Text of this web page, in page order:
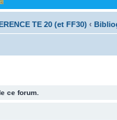
TE 20 (et FF30) ‹
ce forum.